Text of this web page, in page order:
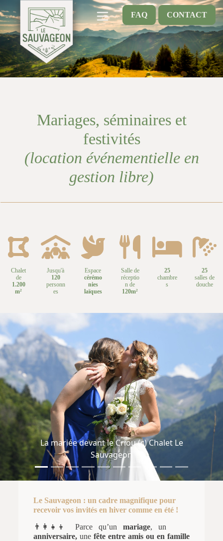
FAQ CONTACT
Mariages, séminaires et
festivités
(location événementielle en
gestion libre)
Chalet
de
1.200
m²
Jusqu'à
120
personn
es
Espace
cérémo
nies
laïques
Salle de
réceptio
n de
120m²
25
chambre
s
25
salles de
douche
La mariée devant le Criou (c) Chalet Le
Sauvageon
Le Sauvageon : un cadre magnifique pour
recevoir vos invités en hiver comme en été !
👨‍👩‍👧‍👦 Parce qu’un mariage, un
anniversaire, unefête entre amis ou en famille